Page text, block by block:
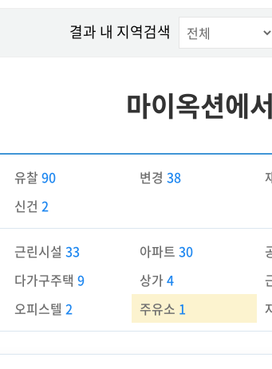
결과 내 지역검색
마이옥션에
유찰 90 변경38
신건 2
근린시설 33 아파트30
다가구주택 9 상가4
오피스텔 2 주유소 1